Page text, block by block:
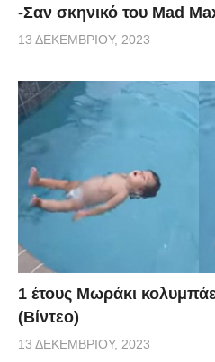
-Σαν σκηνικό του Mad
13 ΔΕΚΕΜΒΡΊΟΥ, 2023
1 έτους Μωράκι
(Βίντεο)
13 ΔΕΚΕΜΒΡΊΟΥ, 2023